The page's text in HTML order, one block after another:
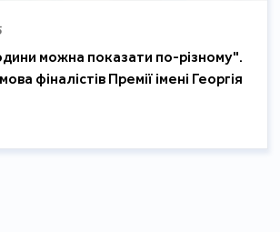
можна показати по-різному".
фіналістів Премії імені Георгія